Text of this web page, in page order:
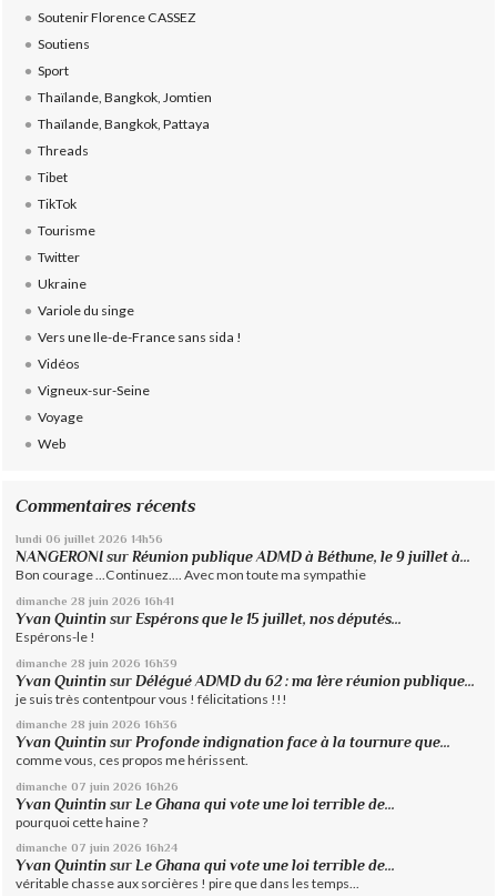
Soutenir Florence CASSEZ
Soutiens
Sport
Thaïlande, Bangkok, Jomtien
Thaïlande, Bangkok, Pattaya
Threads
Tibet
TikTok
Tourisme
Twitter
Ukraine
Variole du singe
Vers une Ile-de-France sans sida !
Vidéos
Vigneux-sur-Seine
Voyage
Web
Commentaires récents
lundi 06 juillet 2026 14h56
NANGERONI surRéunion publique ADMD à Béthune, le 9 juillet à...
Bon courage ...Continuez.... Avec mon toute ma sympathie
dimanche 28 juin 2026 16h41
Yvan Quintin surEspérons que le 15 juillet, nos députés...
Espérons-le !
dimanche 28 juin 2026 16h39
Yvan Quintin surDélégué ADMD du 62 : ma 1ère réunion publique...
je suis très contentpour vous ! félicitations !!!
dimanche 28 juin 2026 16h36
Yvan Quintin surProfonde indignation face à la tournure que...
comme vous, ces propos me hérissent.
dimanche 07 juin 2026 16h26
Yvan Quintin sur Le Ghana qui vote une loi terrible de...
pourquoi cette haine ?
dimanche 07 juin 2026 16h24
Yvan Quintin surLe Ghana qui vote une loi terrible de...
véritable chasse aux sorcières ! pire que dans les temps...